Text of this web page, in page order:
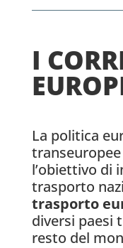
I
La politica
l’obiettivo di
trasporto
trasporto
diversi paesi
resto del